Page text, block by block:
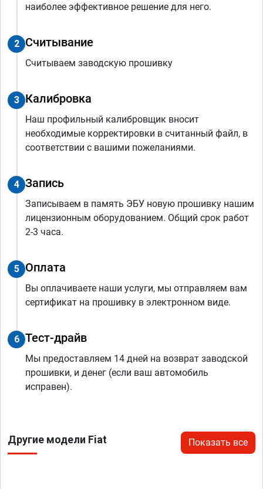
наиболее эффективное решение для него.
2 Считывание
Считываем заводскую прошивку
3 Калибровка
Наш профильный калибровщик вносит
необходимые корректировки в считанный файл, в
соответствии с вашими пожеланиями.
4 Запись
Записываем в память ЭБУ новую прошивку нашим
лицензионным оборудованием. Общий срок работ
2-3 часа.
5 Оплата
Вы оплачиваете наши услуги, мы отправляем вам
сертификат на прошивку в электронном виде.
6 Тест-драйв
Мы предоставляем 14 дней на возврат заводской
прошивки, и денег (если ваш автомобиль
исправен).
Другие модели Fiat Показать все